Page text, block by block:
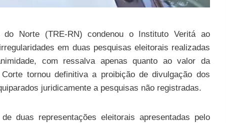
Norte (TRE-RN) condenou o Instituto Veritá ao
em duas pesquisas eleitorais realizadas
com ressalva apenas quanto ao valor da
tornou definitiva a proibição de divulgação dos
juridicamente a pesquisas não registradas.
duas representações eleitorais apresentadas pelo